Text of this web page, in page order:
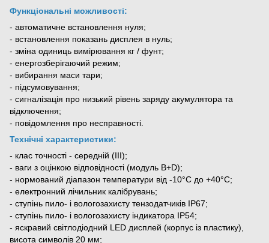
Функціональні можливості:
- автоматичне встановлення нуля;
- встановлення показань дисплея в нуль;
- зміна одиниць вимірювання кг / фунт;
- енергозберігаючий режим;
- вибирання маси тари;
- підсумовування;
- сигналізація про низький рівень заряду акумулятора та
відключення;
- повідомлення про несправності.
Технічні характеристики:
- клас точності - середній (III);
- ваги з оцінкою відповідності (модуль B+D);
- нормований діапазон температури від -10°С до +40°С;
- електронний лічильник калібрувань;
- ступінь пило- і вологозахисту тензодатчиків ІР67;
- ступінь пило- і вологозахисту індикатора ІР54;
- яскравий світлодіодний LED дисплей (корпус із пластику),
висота символів 20 мм;